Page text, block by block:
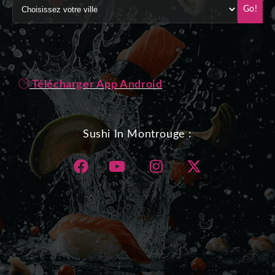
Go!
Télécharger App Android
Sushi In Montrouge :